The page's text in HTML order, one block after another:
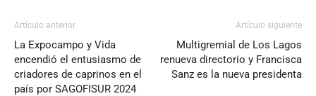
Artículo anterior
La Expocampo y Vida
encendió el entusiasmo de
criadores de caprinos en el
país por SAGOFISUR 2024
Artículo siguiente
Multigremial de Los Lagos
renueva directorio y Francisca
Sanz es la nueva presidenta